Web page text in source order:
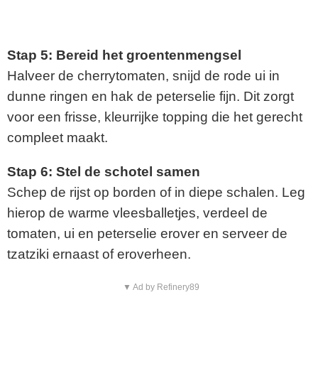
Stap 5: Bereid het groentenmengsel
Halveer de cherrytomaten, snijd de rode ui in
dunne ringen en hak de peterselie fijn. Dit zorgt
voor een frisse, kleurrijke topping die het gerecht
compleet maakt.
Stap 6: Stel de schotel samen
Schep de rijst op borden of in diepe schalen. Leg
hierop de warme vleesballetjes, verdeel de
tomaten, ui en peterselie erover en serveer de
tzatziki ernaast of eroverheen.
▼ Ad by Refinery89